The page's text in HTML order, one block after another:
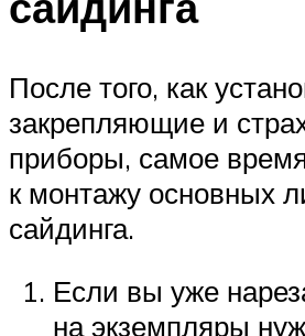
После того, как
закрепляющие и
приборы, самое
к монтажу основных
сайдинга.
Если вы уже
на экземпляры